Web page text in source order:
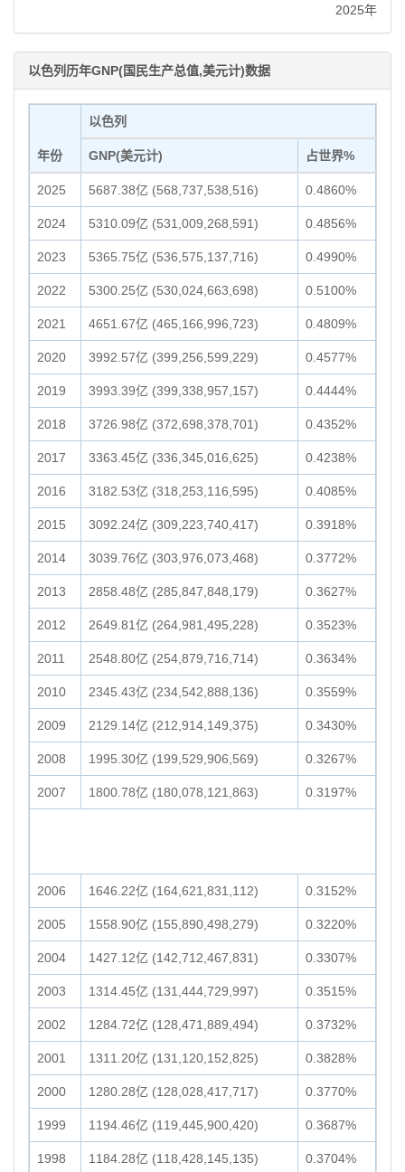
2025年
以色列历年GNP(国民生产总值,美元计)数据
年份
以色列
GNP(美元计) 占世界%
2025 5687.38亿 (568,737,538,516) 0.4860%
2024 5310.09亿 (531,009,268,591) 0.4856%
2023 5365.75亿 (536,575,137,716) 0.4990%
2022 5300.25亿 (530,024,663,698) 0.5100%
2021 4651.67亿 (465,166,996,723) 0.4809%
2020 3992.57亿 (399,256,599,229) 0.4577%
2019 3993.39亿 (399,338,957,157) 0.4444%
2018 3726.98亿 (372,698,378,701) 0.4352%
2017 3363.45亿 (336,345,016,625) 0.4238%
2016 3182.53亿 (318,253,116,595) 0.4085%
2015 3092.24亿 (309,223,740,417) 0.3918%
2014 3039.76亿 (303,976,073,468) 0.3772%
2013 2858.48亿 (285,847,848,179) 0.3627%
2012 2649.81亿 (264,981,495,228) 0.3523%
2011 2548.80亿 (254,879,716,714) 0.3634%
2010 2345.43亿 (234,542,888,136) 0.3559%
2009 2129.14亿 (212,914,149,375) 0.3430%
2008 1995.30亿 (199,529,906,569) 0.3267%
2007 1800.78亿 (180,078,121,863) 0.3197%
2006 1646.22亿 (164,621,831,112) 0.3152%
2005 1558.90亿 (155,890,498,279) 0.3220%
2004 1427.12亿 (142,712,467,831) 0.3307%
2003 1314.45亿 (131,444,729,997) 0.3515%
2002 1284.72亿 (128,471,889,494) 0.3732%
2001 1311.20亿 (131,120,152,825) 0.3828%
2000 1280.28亿 (128,028,417,717) 0.3770%
1999 1194.46亿 (119,445,900,420) 0.3687%
1998 1184.28亿 (118,428,145,135) 0.3704%